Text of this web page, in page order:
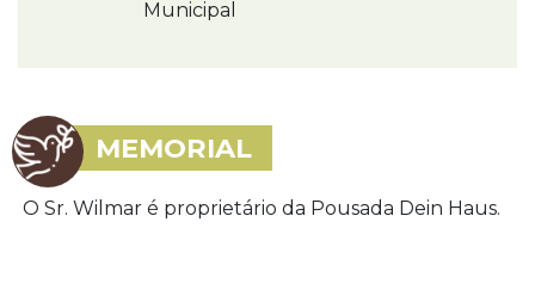
Municipal
MEMORIAL
O Sr. Wilmar é proprietário da Pousada Dein Haus.